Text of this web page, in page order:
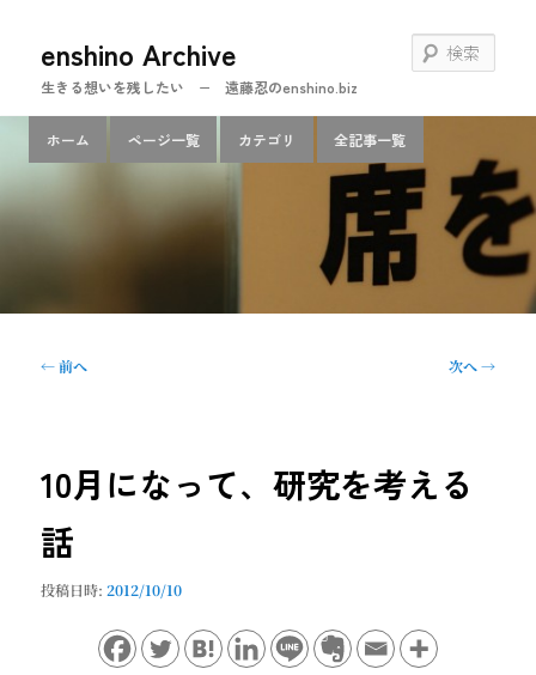
ン
enshino Archive
生きる想いを残したい − 遠藤忍のenshino.biz
索
メ
ホーム ページ一覧 カテゴリ 全記事一覧
投
ー
ョ
ン
←前へ 次へ→
10月になって、研究を考える
話
投稿日時:2012/10/10